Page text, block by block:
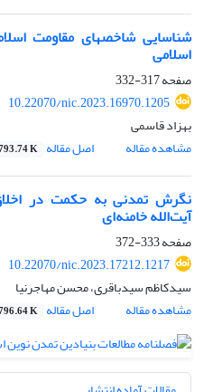
شناسایی شاخص‏های مقاومت
اسلامی
صفحه317-332
10.22070/nic.2023.16970.1205
بهزاد قاسمی
مشاهده مقاله
اصل مقاله K
نگرش تمدنی به حکمت در
آیت‌الله خامنه‌ای
صفحه333-372
10.22070/nic.2023.17212.1217
سیدکاظم سیدباقری، محسن مهاجرنیا
مشاهده مقاله
اصل مقاله K